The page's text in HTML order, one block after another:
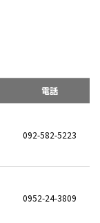
電話
092-582-5223
0952-24-3809